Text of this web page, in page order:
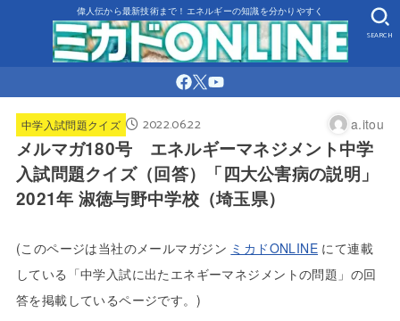
偉人伝から最新技術まで！エネルギーの知識を分かりやすく
SEARCH
中学入試問題クイズ 2022.06.22 a.itou
メルマガ180号 エネルギーマネジメント中学
入試問題クイズ（回答）「四大公害病の説明」
2021年 淑徳与野中学校（埼玉県）
(このページは当社のメールマガジン ミカドONLINE にて連載
している「中学入試に出たエネギーマネジメントの問題」の回
答を掲載しているページです。)